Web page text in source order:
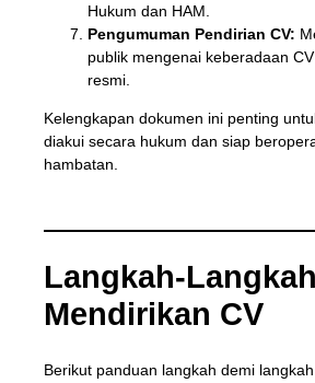
Hukum dan HAM.
Pengumuman Pendirian CV:
publik mengenai keberadaan
resmi.
Kelengkapan dokumen ini penting
diakui secara hukum dan siap
hambatan.
Langkah-
Mendirikan CV
Berikut panduan langkah demi